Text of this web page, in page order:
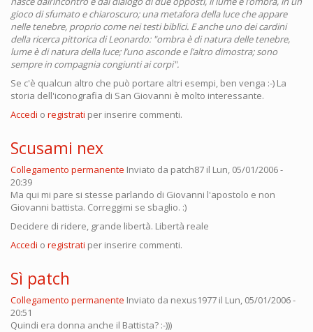
gioco di sfumato e chiaroscuro; una metafora della luce che appare
nelle tenebre, proprio come nei testi biblici. E anche uno dei cardini
della ricerca pittorica di Leonardo: "ombra è di natura delle tenebre,
lume è di natura della luce; l’uno asconde e l’altro dimostra; sono
sempre in compagnia congiunti ai corpi".
Se c'è qualcun altro che può portare altri esempi, ben venga :-) La
storia dell'iconografia di San Giovanni è molto interessante.
Accedi o registrati per inserire commenti.
Scusami nex
Collegamento permanente Inviato da patch87 il Lun, 05/01/2006 -
20:39
Ma qui mi pare si stesse parlando di Giovanni l'apostolo e non
Giovanni battista. Correggimi se sbaglio. :)
Decidere di ridere, grande libertà. Libertà reale
Accedi o registrati per inserire commenti.
Sì patch
Collegamento permanente Inviato da nexus1977 il Lun, 05/01/2006 -
20:51
Quindi era donna anche il Battista? :-)))